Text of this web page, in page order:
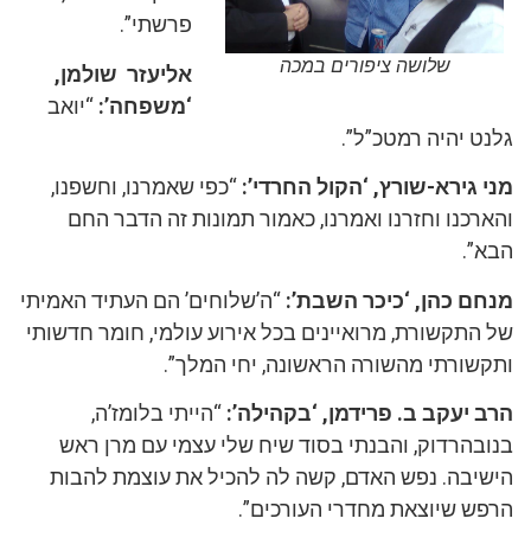
שלושה ציפורים במכה
פרשתי”.
אליעזר שולמן,
‘משפחה’: “יואב
גלנט יהיה רמטכ”ל”.
מני גירא-שורץ, ‘הקול החרדי’: “כפי שאמרנו, וחשפנו,
והארכנו וחזרנו ואמרנו, כאמור תמונות זה הדבר החם
הבא”.
מנחם כהן, ‘כיכר השבת’: “ה’שלוחים’ הם העתיד האמיתי
של התקשורת, מרואיינים בכל אירוע עולמי, חומר חדשותי
ותקשורתי מהשורה הראשונה, יחי המלך”.
הרב יעקב ב. פרידמן, ‘בקהילה’: “הייתי בלומז’ה,
בנובהרדוק, והבנתי בסוד שיח שלי עצמי עם מרן ראש
הישיבה. נפש האדם, קשה לה להכיל את עוצמת להבות
הרפש שיוצאת מחדרי העורכים”.